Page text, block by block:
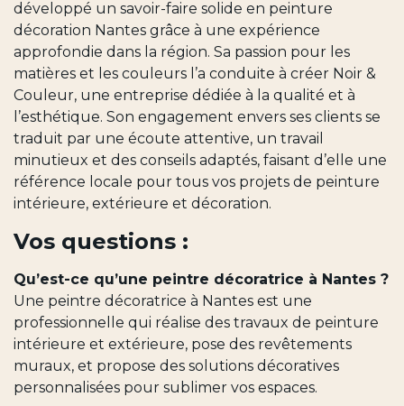
développé un savoir-faire solide en peinture
décoration Nantes grâce à une expérience
approfondie dans la région. Sa passion pour les
matières et les couleurs l’a conduite à créer Noir &
Couleur, une entreprise dédiée à la qualité et à
l’esthétique. Son engagement envers ses clients se
traduit par une écoute attentive, un travail
minutieux et des conseils adaptés, faisant d’elle une
référence locale pour tous vos projets de peinture
intérieure, extérieure et décoration.
Vos questions :
Qu’est-ce qu’une peintre décoratrice à Nantes ?
Une peintre décoratrice à Nantes est une
professionnelle qui réalise des travaux de peinture
intérieure et extérieure, pose des revêtements
muraux, et propose des solutions décoratives
personnalisées pour sublimer vos espaces.